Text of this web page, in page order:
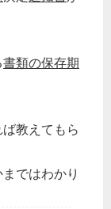
書類の保存期
教えてもら
ではわかり